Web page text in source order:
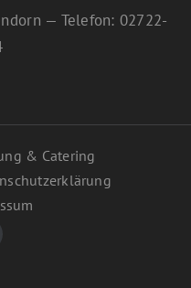
— Telefon: 02722-
& Catering